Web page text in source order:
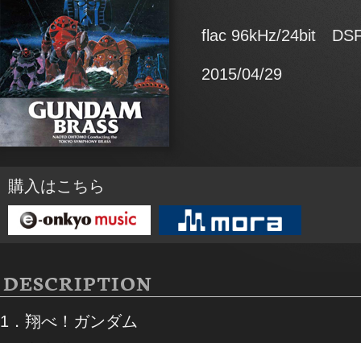
flac 96kHz/24bit
2015/04/29
購入はこちら
DESCRIPTION
1．翔べ！ガンダム